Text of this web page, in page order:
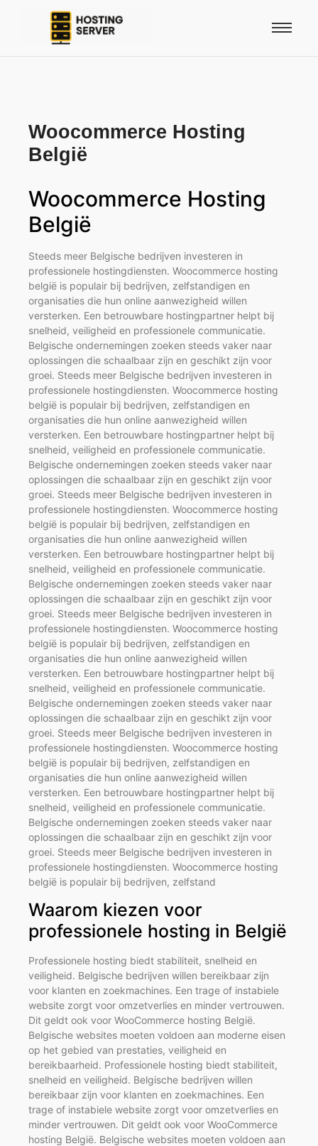
Woocommerce Hosting
België
Woocommerce Hosting
België
Steeds meer Belgische bedrijven investeren in
professionele hostingdiensten. Woocommerce hosting
belgië is populair bij bedrijven, zelfstandigen en
organisaties die hun online aanwezigheid willen
versterken. Een betrouwbare hostingpartner helpt bij
snelheid, veiligheid en professionele communicatie.
Belgische ondernemingen zoeken steeds vaker naar
oplossingen die schaalbaar zijn en geschikt zijn voor
groei. Steeds meer Belgische bedrijven investeren in
professionele hostingdiensten. Woocommerce hosting
belgië is populair bij bedrijven, zelfstandigen en
organisaties die hun online aanwezigheid willen
versterken. Een betrouwbare hostingpartner helpt bij
snelheid, veiligheid en professionele communicatie.
Belgische ondernemingen zoeken steeds vaker naar
oplossingen die schaalbaar zijn en geschikt zijn voor
groei. Steeds meer Belgische bedrijven investeren in
professionele hostingdiensten. Woocommerce hosting
belgië is populair bij bedrijven, zelfstandigen en
organisaties die hun online aanwezigheid willen
versterken. Een betrouwbare hostingpartner helpt bij
snelheid, veiligheid en professionele communicatie.
Belgische ondernemingen zoeken steeds vaker naar
oplossingen die schaalbaar zijn en geschikt zijn voor
groei. Steeds meer Belgische bedrijven investeren in
professionele hostingdiensten. Woocommerce hosting
belgië is populair bij bedrijven, zelfstandigen en
organisaties die hun online aanwezigheid willen
versterken. Een betrouwbare hostingpartner helpt bij
snelheid, veiligheid en professionele communicatie.
Belgische ondernemingen zoeken steeds vaker naar
oplossingen die schaalbaar zijn en geschikt zijn voor
groei. Steeds meer Belgische bedrijven investeren in
professionele hostingdiensten. Woocommerce hosting
belgië is populair bij bedrijven, zelfstandigen en
organisaties die hun online aanwezigheid willen
versterken. Een betrouwbare hostingpartner helpt bij
snelheid, veiligheid en professionele communicatie.
Belgische ondernemingen zoeken steeds vaker naar
oplossingen die schaalbaar zijn en geschikt zijn voor
groei. Steeds meer Belgische bedrijven investeren in
professionele hostingdiensten. Woocommerce hosting
belgië is populair bij bedrijven, zelfstand
Waarom kiezen voor
professionele hosting in België
Professionele hosting biedt stabiliteit, snelheid en
veiligheid. Belgische bedrijven willen bereikbaar zijn
voor klanten en zoekmachines. Een trage of instabiele
website zorgt voor omzetverlies en minder vertrouwen.
Dit geldt ook voor WooCommerce hosting België.
Belgische websites moeten voldoen aan moderne eisen
op het gebied van prestaties, veiligheid en
bereikbaarheid. Professionele hosting biedt stabiliteit,
snelheid en veiligheid. Belgische bedrijven willen
bereikbaar zijn voor klanten en zoekmachines. Een
trage of instabiele website zorgt voor omzetverlies en
minder vertrouwen. Dit geldt ook voor WooCommerce
hosting België. Belgische websites moeten voldoen aan